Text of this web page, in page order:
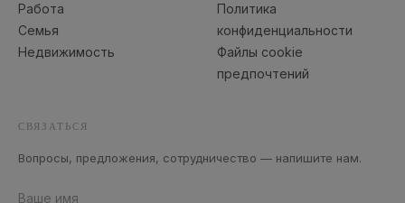
Работа
Семья
Недвижимость
Политика
конфиденциальности
Файлы cookie
предпочтений
СВЯЗАТЬСЯ
Вопросы, предложения, сотрудничество — напишите нам.